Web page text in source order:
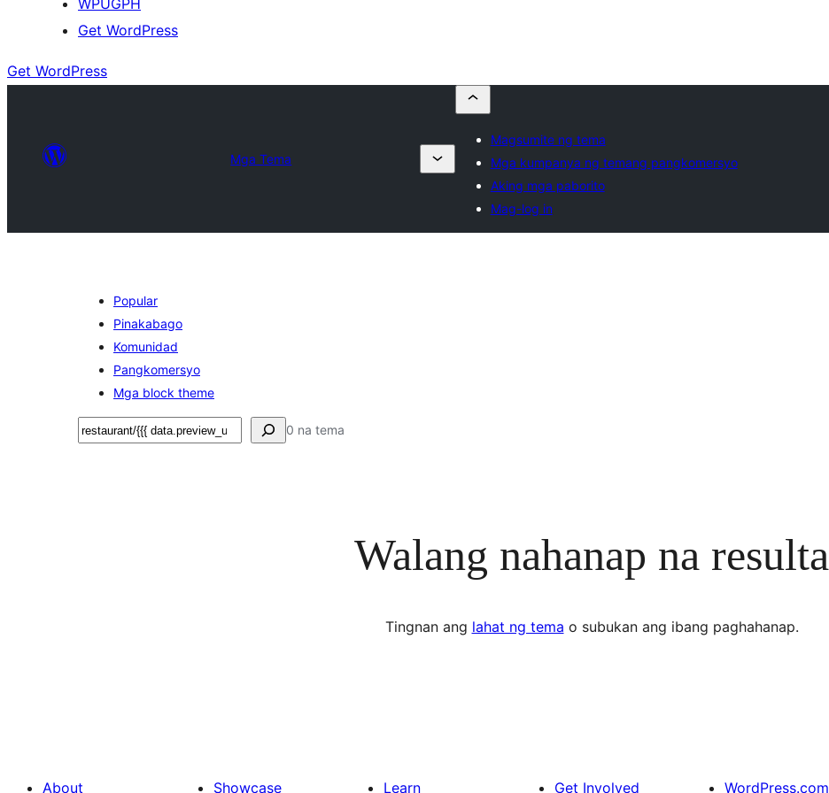
WPUGPH
Get WordPress
Get WordPress
Mga Tema
Magsumite ng tema
Mga kumpanya ng temang pangkomersyo
Aking mga paborito
Mag-log in
Popular
Pinakabago
Komunidad
Pangkomersyo
Mga block theme
Maghanap 0 na tema
Walang nahanap na resulta
Tingnan ang lahat ng tema o subukan ang ibang paghahanap.
About Showcase Learn Get Involved WordPress.com